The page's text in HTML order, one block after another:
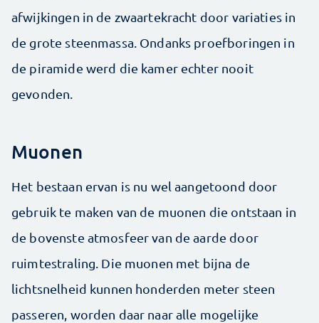
afwijkingen in de zwaartekracht door variaties in
de grote steenmassa. Ondanks proefboringen in
de piramide werd die kamer echter nooit
gevonden.
Muonen
Het bestaan ervan is nu wel aangetoond door
gebruik te maken van de muonen die ontstaan in
de bovenste atmosfeer van de aarde door
ruimtestraling. Die muonen met bijna de
lichtsnelheid kunnen honderden meter steen
passeren, worden daar naar alle mogelijke